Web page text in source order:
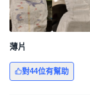
薄片
對44位有幫助